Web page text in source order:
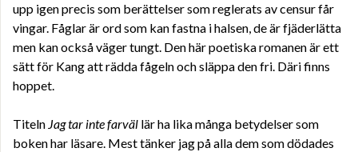
upp igen precis som berättelser som reglerats av censur får
vingar. Fåglar är ord som kan fastna i halsen, de är fjäderlätta
men kan också väger tungt. Den här poetiska romanen är ett
sätt för Kang att rädda fågeln och släppa den fri. Däri finns
hoppet.
Titeln Jag tar inte farväl lär ha lika många betydelser som
boken har läsare. Mest tänker jag på alla dem som dödades